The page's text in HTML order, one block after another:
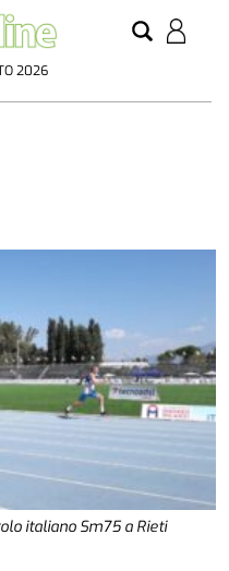
2026
italiano Sm75 a Rieti